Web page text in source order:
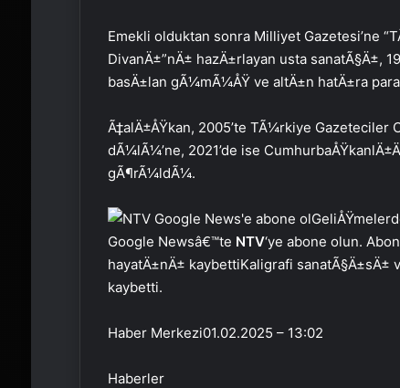
Emekli olduktan sonra Milliyet Gazetesi’ne
DivanÄ±”nÄ± hazÄ±rlayan usta sanatÃ§Ä±,
basÄ±lan gÃ¼mÃ¼ÅŸ ve altÄ±n hatÄ±ra
Ã‡alÄ±ÅŸkan, 2005’te TÃ¼rkiye
dÃ¼lÃ¼’ne, 2021’de ise
gÃ¶rÃ¼ldÃ¼.
Google Newsâ€™te NTV‘ye abone olun.
hayatÄ±nÄ± kaybettiKaligrafi sanatÃ§Ä±sÄ±
kaybetti.
Haber Merkezi01.02.2025 – 13:02
Haberler